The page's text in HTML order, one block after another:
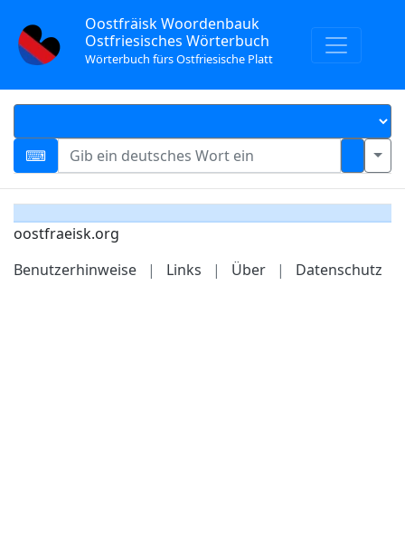
Oostfräisk Woordenbauk
Ostfriesisches Wörterbuch
Wörterbuch fürs Ostfriesische Platt
oostfraeisk.org
Benutzerhinweise
| Links | Über | Datenschutz